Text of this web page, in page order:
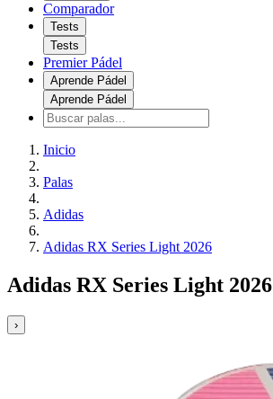
Comparador
Tests
Tests
Premier Pádel
Aprende Pádel
Aprende Pádel
Inicio
Palas
Adidas
Adidas RX Series Light 2026
Adidas RX Series Light 2026
›